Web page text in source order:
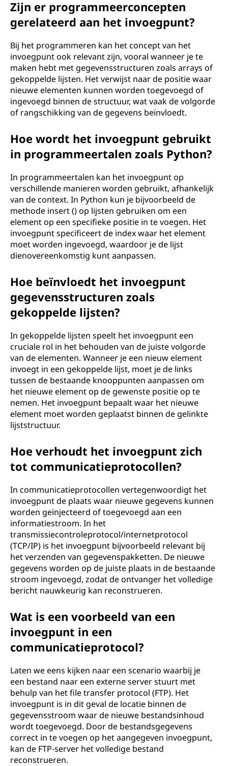
Zijn er programmeerconcepten
gerelateerd aan het invoegpunt?
Bij het programmeren kan het concept van het
invoegpunt ook relevant zijn, vooral wanneer je te
maken hebt met gegevensstructuren zoals arrays of
gekoppelde lijsten. Het verwijst naar de positie waar
nieuwe elementen kunnen worden toegevoegd of
ingevoegd binnen de structuur, wat vaak de volgorde
of rangschikking van de gegevens beïnvloedt.
Hoe wordt het invoegpunt gebruikt
in programmeertalen zoals Python?
In programmeertalen kan het invoegpunt op
verschillende manieren worden gebruikt, afhankelijk
van de context. In Python kun je bijvoorbeeld de
methode insert () op lijsten gebruiken om een
element op een specifieke positie in te voegen. Het
invoegpunt specificeert de index waar het element
moet worden ingevoegd, waardoor je de lijst
dienovereenkomstig kunt aanpassen.
Hoe beïnvloedt het invoegpunt
gegevensstructuren zoals
gekoppelde lijsten?
In gekoppelde lijsten speelt het invoegpunt een
cruciale rol in het behouden van de juiste volgorde
van de elementen. Wanneer je een nieuw element
invoegt in een gekoppelde lijst, moet je de links
tussen de bestaande knooppunten aanpassen om
het nieuwe element op de gewenste positie op te
nemen. Het invoegpunt bepaalt waar het nieuwe
element moet worden geplaatst binnen de gelinkte
lijststructuur.
Hoe verhoudt het invoegpunt zich
tot communicatieprotocollen?
In communicatieprotocollen vertegenwoordigt het
invoegpunt de plaats waar nieuwe gegevens kunnen
worden geïnjecteerd of toegevoegd aan een
informatiestroom. In het
transmissiecontroleprotocol/internetprotocol
(TCP/IP) is het invoegpunt bijvoorbeeld relevant bij
het verzenden van gegevenspakketten. De nieuwe
gegevens worden op de juiste plaats in de bestaande
stroom ingevoegd, zodat de ontvanger het volledige
bericht nauwkeurig kan reconstrueren.
Wat is een voorbeeld van een
invoegpunt in een
communicatieprotocol?
Laten we eens kijken naar een scenario waarbij je
een bestand naar een externe server stuurt met
behulp van het file transfer protocol (FTP). Het
invoegpunt is in dit geval de locatie binnen de
gegevensstroom waar de nieuwe bestandsinhoud
wordt toegevoegd. Door de bestandsgegevens
correct in te voegen op het aangegeven invoegpunt,
kan de FTP-server het volledige bestand
reconstrueren.